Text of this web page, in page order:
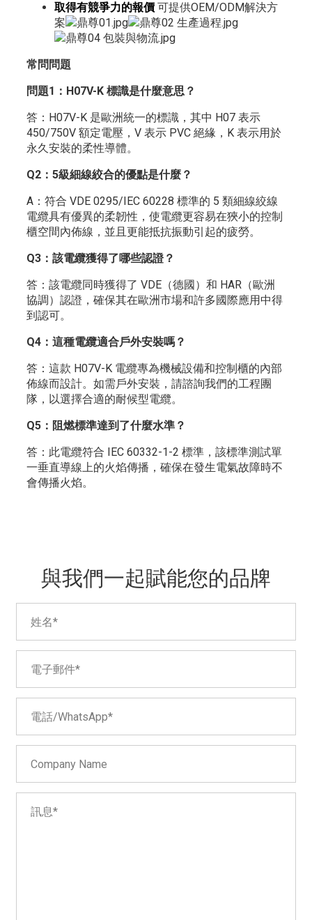
取得有競爭力的報價可提供OEM/ODM解決方
案
常問問題
問題1：H07V-K 標識是什麼意思？
答：H07V-K 是歐洲統一的標識，其中 H07 表示
450/750V 額定電壓，V 表示 PVC 絕緣，K 表示用於
永久安裝的柔性導體。
Q2：5級細線絞合的優點是什麼？
A：符合 VDE 0295/IEC 60228 標準的 5 類細線絞線
電纜具有優異的柔韌性，使電纜更容易在狹小的控制
櫃空間內佈線，並且更能抵抗振動引起的疲勞。
Q3：該電纜獲得了哪些認證？
答：該電纜同時獲得了 VDE（德國）和 HAR（歐洲
協調）認證，確保其在歐洲市場和許多國際應用中得
到認可。
Q4：這種電纜適合戶外安裝嗎？
答：這款 H07V-K 電纜專為機械設備和控制櫃的內部
佈線而設計。如需戶外安裝，請諮詢我們的工程團
隊，以選擇合適的耐候型電纜。
Q5：阻燃標準達到了什麼水準？
答：此電纜符合 IEC 60332-1-2 標準，該標準測試單
一垂直導線上的火焰傳播，確保在發生電氣故障時不
會傳播火焰。
與我們一起賦能您的品牌